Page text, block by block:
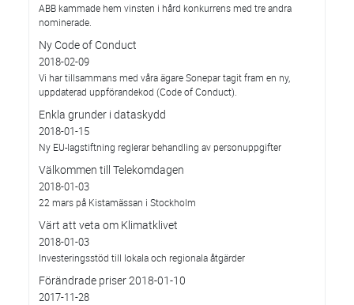
ABB kammade hem vinsten i hård konkurrens med tre andra
nominerade.
Ny Code of Conduct
2018-02-09
Vi har tillsammans med våra ägare Sonepar tagit fram en ny,
uppdaterad uppförandekod (Code of Conduct).
Enkla grunder i dataskydd
2018-01-15
Ny EU-lagstiftning reglerar behandling av personuppgifter
Välkommen till Telekomdagen
2018-01-03
22 mars på Kistamässan i Stockholm
Värt att veta om Klimatklivet
2018-01-03
Investeringsstöd till lokala och regionala åtgärder
Förändrade priser 2018-01-10
2017-11-28